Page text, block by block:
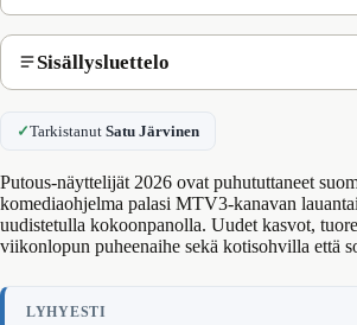
Sisällysluettelo
✓Tarkistanut Satu Järvinen
Putous-näyttelijät 2026 ovat puhututtaneet
komediaohjelma palasi MTV3-kanavan
uudistetulla kokoonpanolla. Uudet kasvot,
viikonlopun puheenaihe sekä kotisohvilla että
LYHYESTI